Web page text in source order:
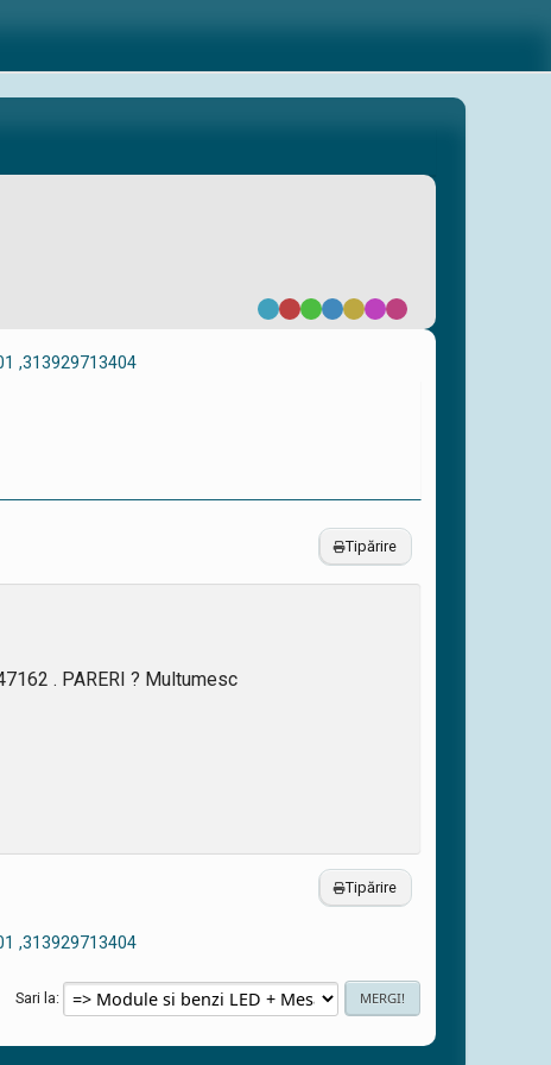
Default
RedGreen
BlueYellow
Purple
Pink
,313929713404
Tipărire
. PARERI ? Multumesc
Tipărire
,313929713404
Sari la